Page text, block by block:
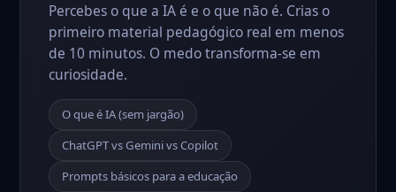
Percebes o que a IA é e o que não é. Crias o
primeiro material pedagógico real em menos
de 10 minutos. O medo transforma-se em
curiosidade.
O que é IA (sem jargão)
ChatGPT vs Gemini vs Copilot
Prompts básicos para a educação